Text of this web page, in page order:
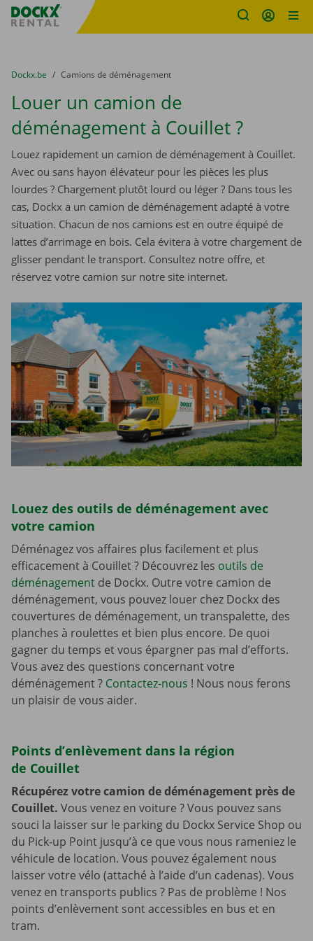
sitename
You are here:
du
Dockx.be to
Camions de déménagement
Louer un camion de
déménagement à Couillet ?
Louez rapidement un camion de déménagement à Couillet.
Avec ou sans hayon élévateur pour les pièces les plus
lourdes ? Chargement plutôt lourd ou léger ? Dans tous les
cas, Dockx a un camion de déménagement adapté à votre
situation. Chacun de nos camions est en outre équipé de
lattes d’arrimage en bois. Cela évitera à votre chargement de
glisser pendant le transport. Consultez notre offre, et
réservez votre camion sur notre site internet.
Louez des outils de déménagement avec
votre camion
Déménagez vos affaires plus facilement et plus
efficacement à Couillet ? Découvrez les outils de
déménagement de Dockx. Outre votre camion de
déménagement, vous pouvez louer chez Dockx des
couvertures de déménagement, un transpalette, des
planches à roulettes et bien plus encore. De quoi
gagner du temps et vous épargner pas mal d’efforts.
Vous avez des questions concernant votre
déménagement ? Contactez-nous ! Nous nous ferons
un plaisir de vous aider.
Points d’enlèvement dans la région
de Couillet
Récupérez votre camion de déménagement près de
Couillet. Vous venez en voiture ? Vous pouvez sans
souci la laisser sur le parking du Dockx Service Shop ou
du Pick-up Point jusqu’à ce que vous nous rameniez le
véhicule de location. Vous pouvez également nous
laisser votre vélo (attaché à l’aide d’un cadenas). Vous
venez en transports publics ? Pas de problème ! Nos
points d’enlèvement sont accessibles en bus et en
tram.